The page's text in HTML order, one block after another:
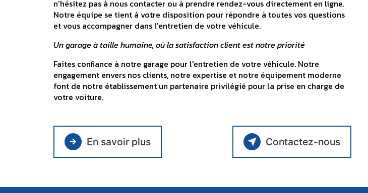
n'hésitez pas à nous contacter ou à prendre rendez-vous directement en ligne.
Notre équipe se tient à votre disposition pour répondre à toutes vos questions
et vous accompagner dans l'entretien de votre véhicule.
Un garage à taille humaine, où la satisfaction client est notre priorité
Faites confiance à notre garage pour l'entretien de votre véhicule. Notre
engagement envers nos clients, notre expertise et notre équipement moderne
font de notre établissement un partenaire privilégié pour la prise en charge de
votre voiture.
En savoir plus Contactez-nous